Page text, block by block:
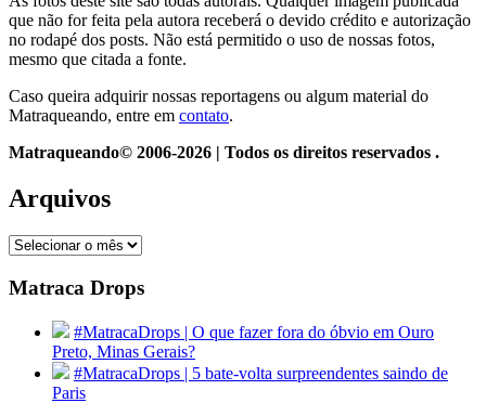
que não for feita pela autora receberá o devido crédito e autorização
no rodapé dos posts. Não está permitido o uso de nossas fotos,
mesmo que citada a fonte.
Caso queira adquirir nossas reportagens ou algum material do
Matraqueando, entre em contato.
Matraqueando© 2006-2026 | Todos os direitos reservados .
Arquivos
Arquivos
Matraca Drops
#MatracaDrops | O que fazer fora do óbvio em Ouro
Preto, Minas Gerais?
#MatracaDrops | 5 bate-volta surpreendentes saindo de
Paris